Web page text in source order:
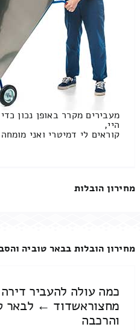
מעבירים מקרר באופן נכון
היי,
קוראים לי דמיטרי ואני
מחירון הובלות
מחירון הובלות בבאר טוביה
כמה עולה להעביר
מחצוראשדוד ← לבאר
והרכבה